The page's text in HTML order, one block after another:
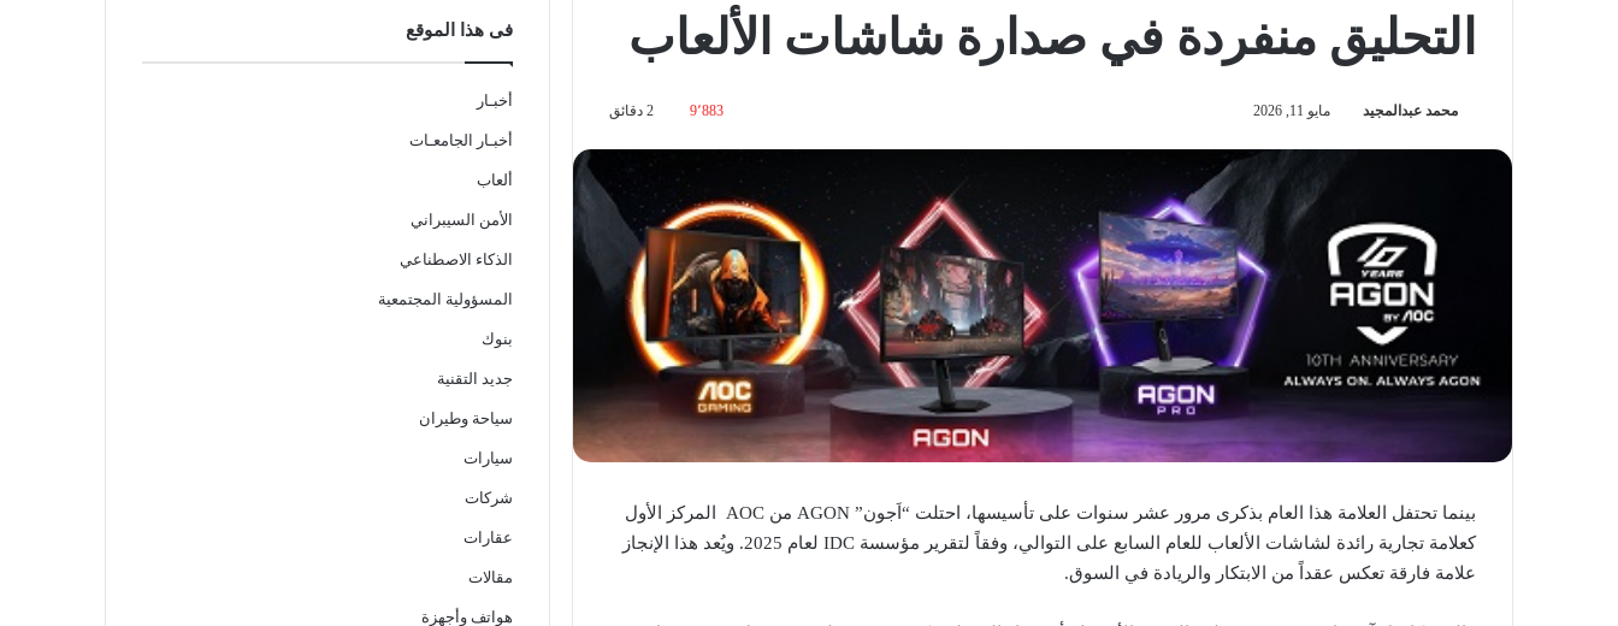
التحليق منفردة في صدارة شاشات الألعاب
محمد عبدالمجيد مايو 11, 2026 9٬883
بينما تحتفل العلامة هذا العام بذكرى مرور عشر سنوات على تأسيسها، احتلت “اَجون” AGON من AOC المركز الأول
كعلامة تجارية رائدة لشاشات الألعاب للعام السابع على التوالي، وفقاً لتقرير مؤسسة IDC لعام 2025. ويُعد هذا الإنجاز
علامة فارقة تعكس عقداً من الابتكار والريادة في السوق.
فى هذا الموقع
أخبـار
أخبـار الجامعـات
ألعاب
الأمن السيبراني
الذكاء الاصطناعي
المسؤولية المجتمعية
بنوك
جديد التقنية
سياحة وطيران
سيارات
شركات
عقارات
مقالات
هواتف وأجهزة